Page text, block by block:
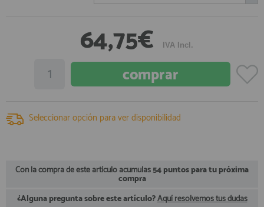
INFORMACION
910 60 71 03
HORARIO de TIENDA:
910 51 49 87 Whatsapp
info@francobordo.com
64,75€ IVA Incl.
Seleccionar opción para ver disponibilidad
Con la compra de este artículo acumulas54 puntos para tu próxima
compra
¿Alguna pregunta sobre este artículo?Aquí resolvemos tus dudas